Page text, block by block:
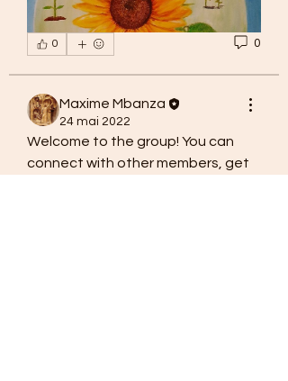
0 0
Maxime Mbanza
24 mai 2022
Welcome to the group! You can
connect with other members, get